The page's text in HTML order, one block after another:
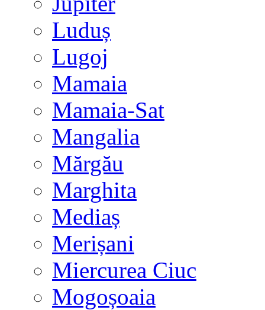
Luduș
Lugoj
Mamaia
Mamaia-Sat
Mangalia
Mărgău
Marghita
Mediaș
Merișani
Miercurea Ciuc
Mogoșoaia